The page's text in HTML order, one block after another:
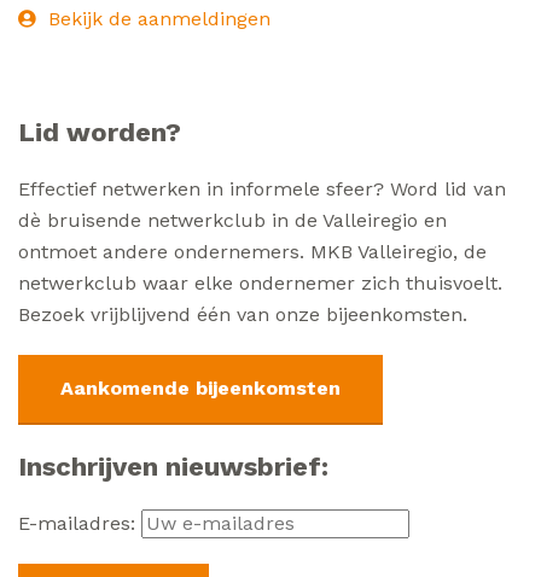
Bekijk de aanmeldingen
Lid worden?
Effectief netwerken in informele sfeer? Word lid van
dè bruisende netwerkclub in de Valleiregio en
ontmoet andere ondernemers. MKB Valleiregio, de
netwerkclub waar elke ondernemer zich thuisvoelt.
Bezoek vrijblijvend één van onze bijeenkomsten.
Aankomende bijeenkomsten
Inschrijven nieuwsbrief:
E-mailadres: